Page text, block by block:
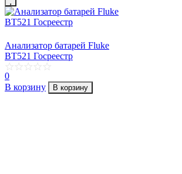
Анализатор батарей Fluke
BT521 Госреестр
0
В корзину
В корзину